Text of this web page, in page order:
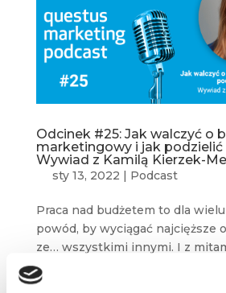
Odcinek #25: Jak walczyć o
marketingowy i jak
Wywiad z Kamilą Kierzek-
sty 13, 2022 Podcast
Praca nad budżetem to dla
powód, by wyciągać najcięższe
ze… wszystkimi innymi. I z
że to wyłącznie koszt, a nie
to tylko wydatki...